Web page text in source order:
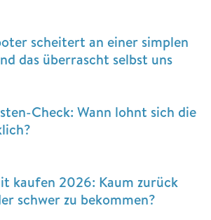
scheitert an einer simplen
das überrascht selbst uns
Check: Wann lohnt sich die
kaufen 2026: Kaum zurück
schwer zu bekommen?